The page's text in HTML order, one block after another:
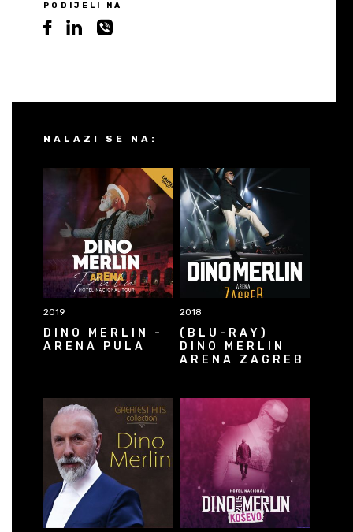
PODIJELI NA
NALAZI SE NA:
2019
DINO MERLIN -
ARENA PULA
2018
(BLU-RAY)
DINO MERLIN
ARENA ZAGREB